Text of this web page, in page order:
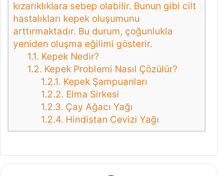
kızarıklıklara sebep olabilir. Bunun gibi cilt
hastalıkları kepek oluşumunu
arttırmaktadır. Bu durum, çoğunlukla
yeniden oluşma eğilimi gösterir.
1.1. Kepek Nedir?
1.2. Kepek Problemi Nasıl Çözülür?
1.2.1. Kepek Şampuanları
1.2.2. Elma Sirkesi
1.2.3. Çay Ağacı Yağı
1.2.4. Hindistan Cevizi Yağı